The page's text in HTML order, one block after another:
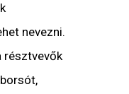
nevezni.
résztvevők